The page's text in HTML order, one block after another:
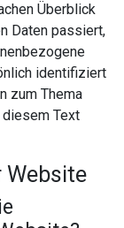
Überblick
Daten passiert,
identifiziert
zum Thema
diesem Text
Website